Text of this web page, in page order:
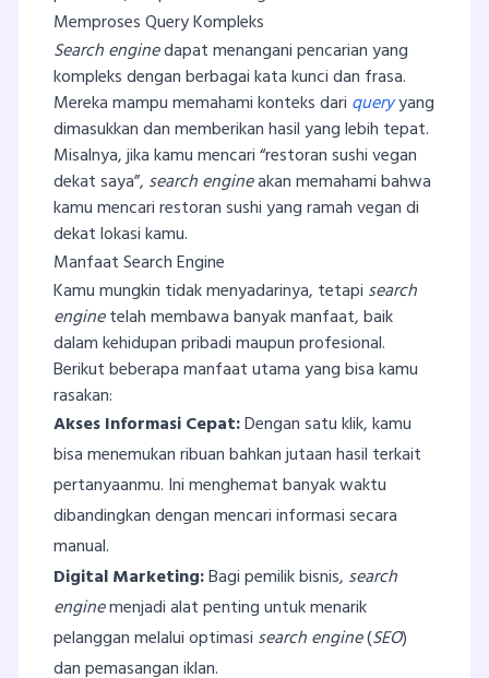
Memproses Query Kompleks
Search enginedapat menangani pencarian yang
kompleks dengan berbagai kata kunci dan frasa.
Mereka mampu memahami konteks dari queryyang
dimasukkan dan memberikan hasil yang lebih tepat.
Misalnya, jika kamu mencari “restoran sushi vegan
dekat saya”, search engineakan memahami bahwa
kamu mencari restoran sushi yang ramah vegan di
dekat lokasi kamu.
Manfaat Search Engine
Kamu mungkin tidak menyadarinya, tetapi search
enginetelah membawa banyak manfaat, baik
dalam kehidupan pribadi maupun profesional.
Berikut beberapa manfaat utama yang bisa kamu
rasakan:
Akses Informasi Cepat:Dengan satu klik, kamu
bisa menemukan ribuan bahkan jutaan hasil terkait
pertanyaanmu. Ini menghemat banyak waktu
dibandingkan dengan mencari informasi secara
manual.
Digital Marketing:Bagi pemilik bisnis, search
enginemenjadi alat penting untuk menarik
pelanggan melalui optimasi search engine(SEO)
dan pemasangan iklan.